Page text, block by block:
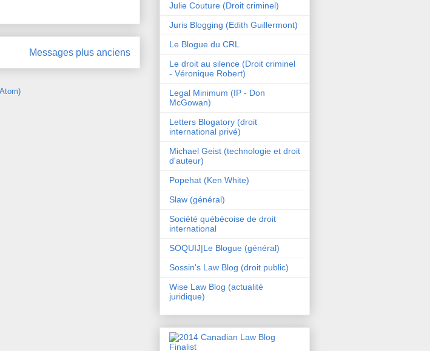
Messages plus anciens
Julie Couture (Droit criminel)
Juris Blogging (Edith Guillermont)
Le Blogue du CRL
Le droit au silence (Droit criminel
- Véronique Robert)
Legal Minimum (IP - Don
McGowan)
Letters Blogatory (droit
international privé)
Michael Geist (technologie et droit
d'auteur)
Popehat (Ken White)
Slaw (général)
Société québécoise de droit
international
SOQUIJ|Le Blogue (général)
Sossin's Law Blog (droit public)
Wise Law Blog (actualité
juridique)